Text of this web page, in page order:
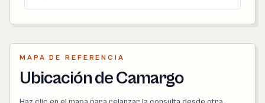
MAPA DE REFERENCIA
Ubicación de Camargo